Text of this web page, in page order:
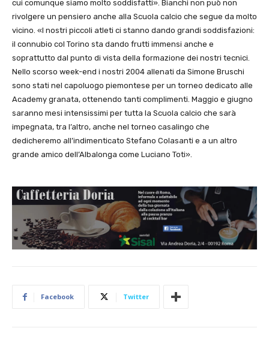
cui comunque siamo molto soddisfatti». Bianchi non può non
rivolgere un pensiero anche alla Scuola calcio che segue da molto
vicino. «I nostri piccoli atleti ci stanno dando grandi soddisfazioni:
il connubio col Torino sta dando frutti immensi anche e
soprattutto dal punto di vista della formazione dei nostri tecnici.
Nello scorso week-end i nostri 2004 allenati da Simone Bruschi
sono stati nel capoluogo piemontese per un torneo dedicato alle
Academy granata, ottenendo tanti complimenti. Maggio e giugno
saranno mesi intensissimi per tutta la Scuola calcio che sarà
impegnata, tra l’altro, anche nel torneo casalingo che
dedicheremo all’indimenticato Stefano Colasanti e a un altro
grande amico dell’Albalonga come Luciano Toti».
Facebook Twitter